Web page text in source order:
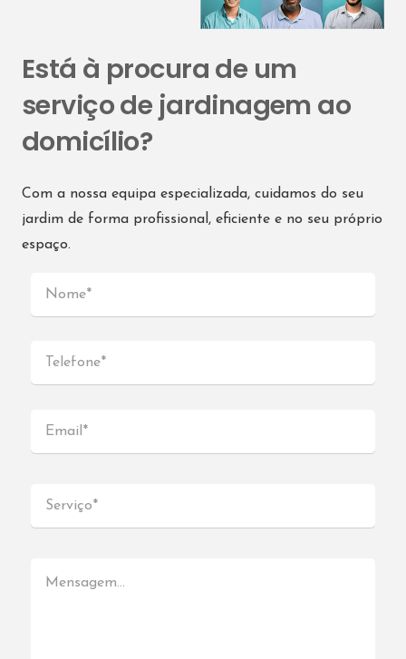
Está à procura de um
serviço de jardinagem ao
domicílio?
Com a nossa equipa especializada, cuidamos do seu
jardim de forma profissional, eficiente e no seu próprio
espaço.